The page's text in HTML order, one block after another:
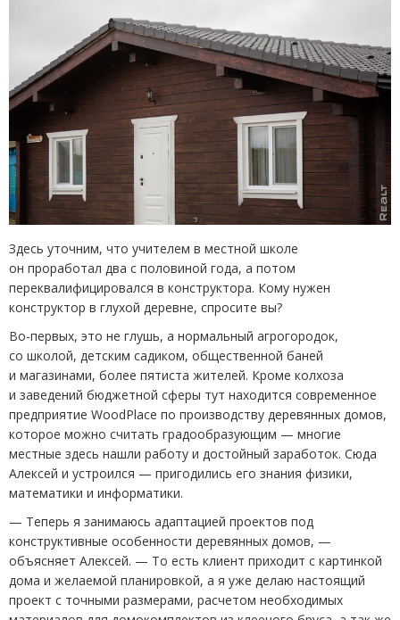
Здесь уточним, что учителем в местной школе
он проработал два с половиной года, а потом
переквалифицировался в конструктора. Кому нужен
конструктор в глухой деревне, спросите вы?
Во-первых, это не глушь, а нормальный агрогородок,
со школой, детским садиком, общественной баней
и магазинами, более пятиста жителей. Кроме колхоза
и заведений бюджетной сферы тут находится современное
предприятие WoodPlace по производству деревянных домов,
которое можно считать градообразующим — многие
местные здесь нашли работу и достойный заработок. Сюда
Алексей и устроился — пригодились его знания физики,
математики и информатики.
— Теперь я занимаюсь адаптацией проектов под
конструктивные особенности деревянных домов, —
объясняет Алексей. — То есть клиент приходит с картинкой
дома и желаемой планировкой, а я уже делаю настоящий
проект с точными размерами, расчетом необходимых